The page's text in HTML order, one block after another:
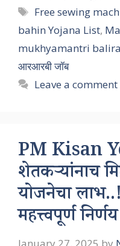
Tags
Free sewing
bahin Yojana List,
mukhyamantri
आरआरबी जॉब
Leave a comment
PM Kisan
शेतकऱ्यांनाच
योजनेचा
महत्त्वपूर्ण निर्णय
January 27, 2025 by